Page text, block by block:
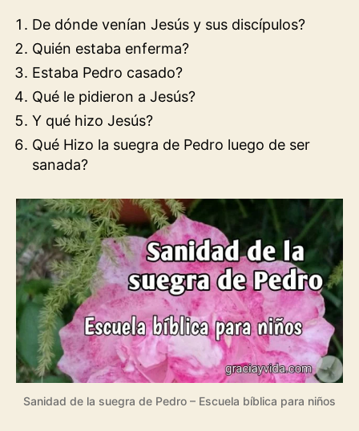
De dónde venían Jesús y sus discípulos?
Quién estaba enferma?
Estaba Pedro casado?
Qué le pidieron a Jesús?
Y qué hizo Jesús?
Qué Hizo la suegra de Pedro luego de ser
sanada?
Sanidad de la suegra de Pedro – Escuela bíblica para niños